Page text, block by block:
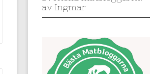
av Ingmar